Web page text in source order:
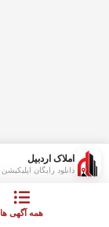
املاک اردبیل
دانلود رایگان اپلیکیشن
همه آگهی ها